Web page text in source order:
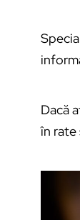
Dacă
în rate